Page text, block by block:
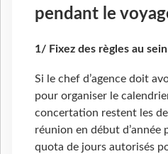
pendant le
1/ Fixez des règles au sein
Si le chef d’agence doit
pour organiser le
concertation restent les
réunion en début d’année
quota de jours autorisés